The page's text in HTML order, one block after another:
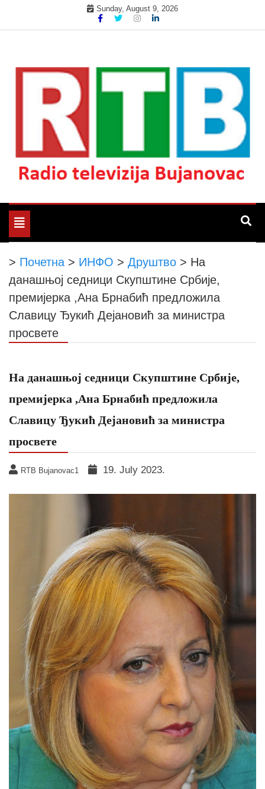
Sunday, August 9, 2026
РТБ Бујановац
Toggle
navigation
> Почетна > ИНФО > Друштво > На
данашњој седници Скупштине Србије,
премијерка ,Ана Брнабић предложила
Славицу Ђукић Дејановић за министра
просвете
На данашњој седници Скупштине Србије,
премијерка ,Ана Брнабић предложила
Славицу Ђукић Дејановић за министра
просвете
RTB Bujanovac1 19. July 2023.